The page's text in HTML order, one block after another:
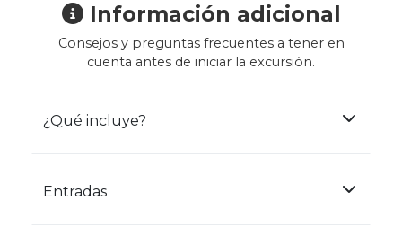
Información adicional
Consejos y preguntas frecuentes a tener en
cuenta antes de iniciar la excursión.
¿Qué incluye?
Entradas